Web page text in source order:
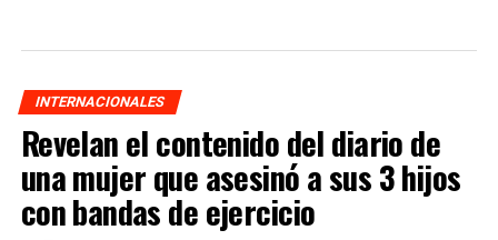
INTERNACIONALES
Revelan el contenido del diario de
una mujer que asesinó a sus 3 hijos
con bandas de ejercicio